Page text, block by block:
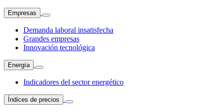
Empresas
Demanda laboral insatisfecha
Grandes empresas
Innovación tecnológica
Energía
Indicadores del sector energético
Índices de precios